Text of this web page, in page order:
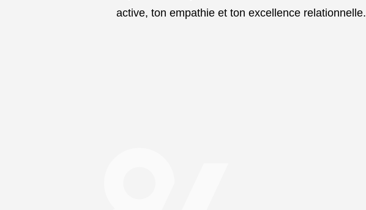
active, ton empathie et ton excellence relationnelle.